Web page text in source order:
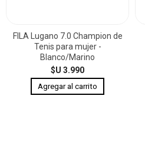
FILA Lugano 7.0 Champion de
Tenis para mujer -
Blanco/Marino
$U 3.990